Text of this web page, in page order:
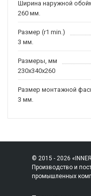
Ширина наружной
260 мм.
Размер (r1 min.)
3 мм.
Размеры, мм
230x340x260
Размер монтажной
3 мм.
© 2015 - 2026
Производство и
промышленных